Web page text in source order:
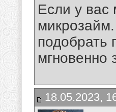
Если у вас
подобрать
мгновенно
18.05.2023,